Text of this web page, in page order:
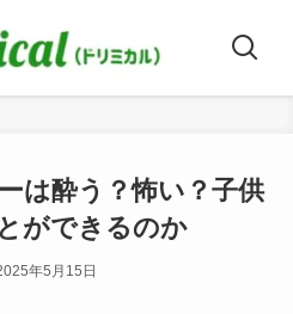
は酔う？怖い？子供
ができるのか
年5月15日